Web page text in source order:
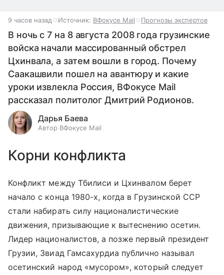
9 часов назад Источник: ВФокусе Mail Прогнозы экспертов
В ночь с 7 на 8 августа 2008 года грузинские
войска начали массированный обстрел
Цхинвала, а затем вошли в город. Почему
Саакашвили пошел на авантюру и какие
уроки извлекла Россия, ВФокусе Mail
рассказал политолог Дмитрий Родионов.
Дарья Баева
Автор ВФокусе Mail
Корни конфликта
Конфликт между Тбилиси и Цхинвалом берет
начало с конца 1980-х, когда в Грузинской ССР
стали набирать силу националистические
движения, призывающие к вытеснению осетин.
Лидер националистов, а позже первый президент
Грузии, Звиад Гамсахурдиа публично называл
осетинский народ «мусором», который следует